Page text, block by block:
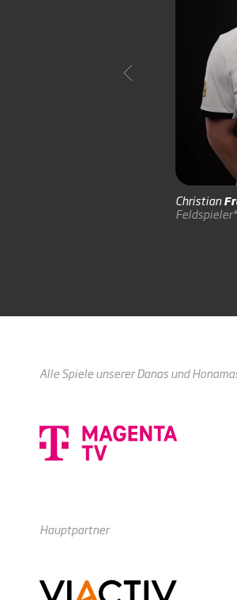
Christian
Alle Spiele unserer Danas und
Hauptpartner